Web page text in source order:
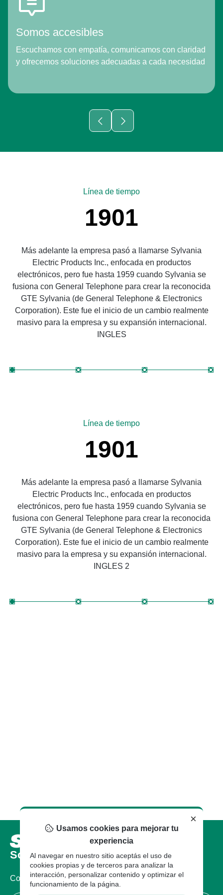
Somos accesibles
Escuchamos con empatía, comunicamos con claridad
y ofrecemos soluciones adecuadas a cada necesidad
Línea de tiempo
1901
Más adelante la empresa pasó a llamarse Sylvania
Electric Products Inc., enfocada en productos
electrónicos, pero fue hasta 1959 cuando Sylvania se
fusiona con General Telephone para crear la reconocida
GTE Sylvania (de General Telephone & Electronics
Corporation). Este fue el inicio de un cambio realmente
masivo para la empresa y su expansión internacional.
INGLES
Línea de tiempo
1901
Más adelante la empresa pasó a llamarse Sylvania
Electric Products Inc., enfocada en productos
electrónicos, pero fue hasta 1959 cuando Sylvania se
fusiona con General Telephone para crear la reconocida
GTE Sylvania (de General Telephone & Electronics
Corporation). Este fue el inicio de un cambio realmente
masivo para la empresa y su expansión internacional.
INGLES 2
Sobre nosotros
Compañia
×
Usamos cookies para mejorar tu
experiencia
Al navegar en nuestro sitio aceptás el uso de
cookies propias y de terceros para analizar la
interacción, personalizar contenido y optimizar el
funcionamiento de la página.